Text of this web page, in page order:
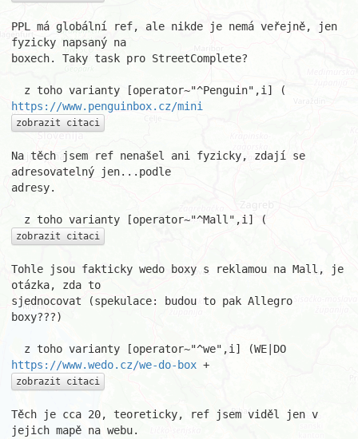
PPL má globální ref, ale nikde je nemá veřejně, jen
fyzicky napsaný na
boxech. Taky task pro StreetComplete?
https://www.penguinbox.cz/mini
zobrazit citaci
Na těch jsem ref nenašel ani fyzicky, zdají se
adresovatelný jen...podle
adresy.
zobrazit citaci
Tohle jsou fakticky wedo boxy s reklamou na Mall, je
otázka, zda to
sjednocovat (spekulace: budou to pak Allegro
boxy???)
https://www.wedo.cz/we-do-box
zobrazit citaci
Těch je cca 20, teoreticky, ref jsem viděl jen v
jejich mapě na webu.